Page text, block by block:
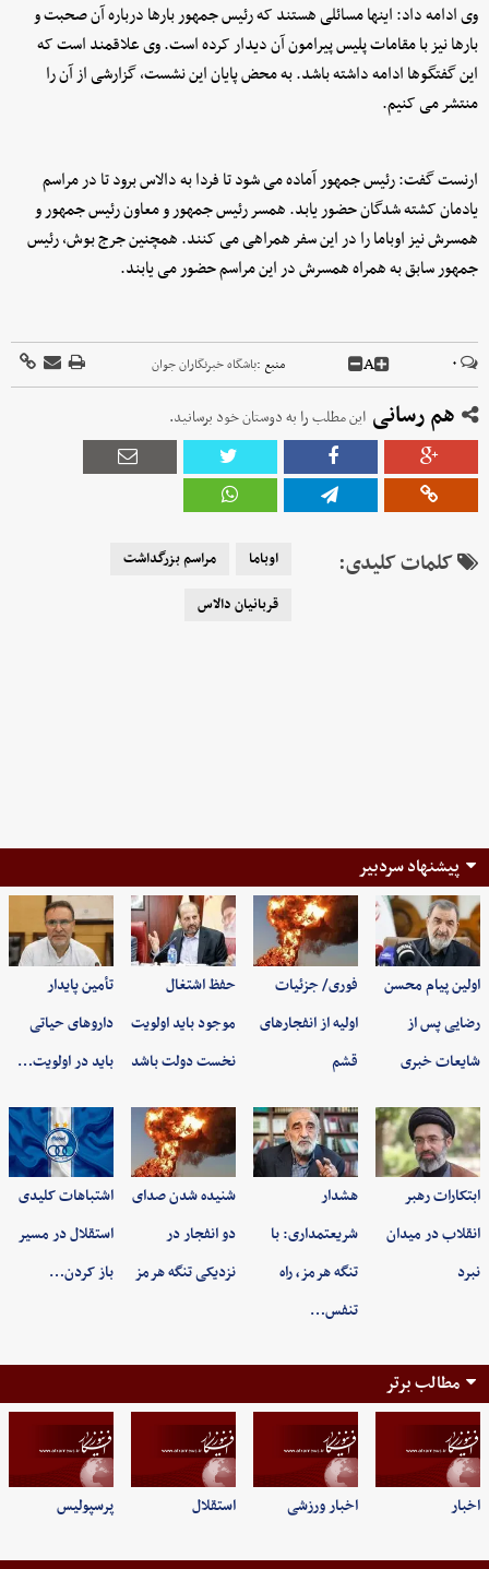
وی ادامه داد: اینها مسائلی هستند که رئیس جمهور بارها درباره آن صحبت و
بارها نیز با مقامات پلیس پیرامون آن دیدار کرده است. وی علاقمند است که
این گفتگوها ادامه داشته باشد. به محض پایان این نشست، گزارشی از آن را
منتشر می کنیم.
ارنست گفت: رئیس جمهور آماده می شود تا فردا به دالاس برود تا در مراسم
یادمان کشته شدگان حضور یابد. همسر رئیس جمهور و معاون رئیس جمهور و
همسرش نیز اوباما را در این سفر همراهی می کنند. همچنین جرج بوش، رئیس
جمهور سابق به همراه همسرش در این مراسم حضور می یابند.
۰ A منبع :باشگاه خبرنگاران جوان
هم رسانی این مطلب را به دوستان خود برسانید.
کلمات کلیدی: اوباما
مراسم بزرگداشت
قربانیان دالاس
پیشنهاد سردبیر
اولین پیام محسن
رضایی پس از
شایعات خبری
فوری/ جزئیات
اولیه از انفجارهای
قشم
حفظ اشتغال
موجود باید اولویت
نخست دولت باشد
تأمین پایدار
داروهای حیاتی
باید در اولویت…
ابتکارات رهبر
انقلاب در میدان
نبرد
هشدار
شریعتمداری: با
تنگه هرمز، راه
تنفس…
شنیده شدن صدای
دو انفجار در
نزدیکی تنگه هرمز
اشتباهات کلیدی
استقلال در مسیر
باز کردن…
مطالب برتر
اخبار اخبار ورزشی استقلال پرسپولیس